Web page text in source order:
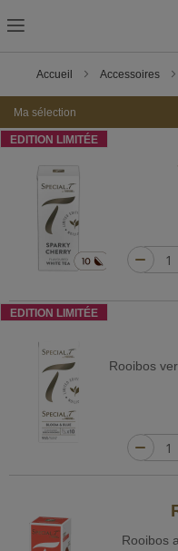
to
Content
Accueil Accessoires
Ma sélection
EDITION LIMITÉE
EDITION LIMITÉE
Rooibos
Rooibos